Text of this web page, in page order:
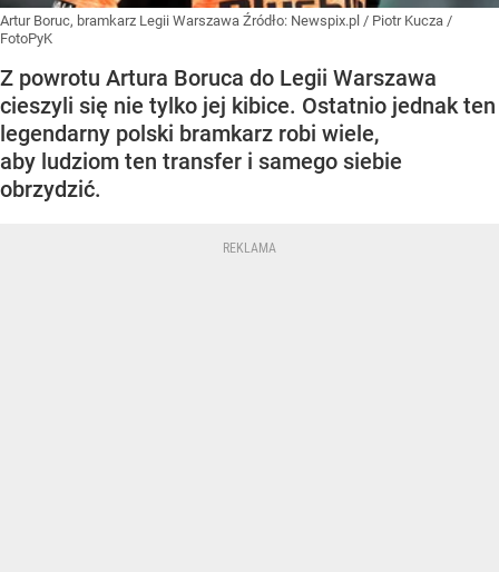
Artur Boruc, bramkarz Legii Warszawa Źródło: Newspix.pl / Piotr Kucza /
FotoPyK
Z powrotu Artura Boruca do Legii Warszawa
cieszyli się nie tylko jej kibice. Ostatnio jednak ten
legendarny polski bramkarz robi wiele,
aby ludziom ten transfer i samego siebie
obrzydzić.